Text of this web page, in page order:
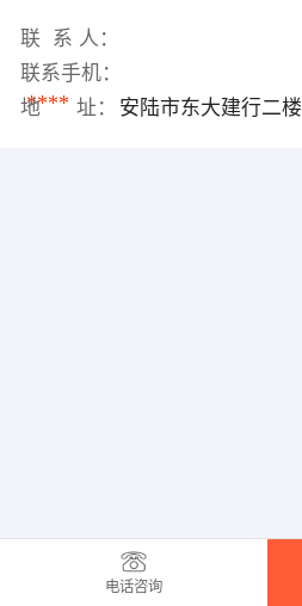
联 系 人：
联系手机：
****
地 址： 安陆市东大建行二楼
电话咨询